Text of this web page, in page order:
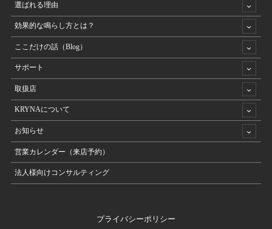
選ばれる理由
効果的な鳴らし方とは？
ここだけの話（Blog）
サポート
取扱店
KRYNAについて
お知らせ
営業カレンダー（来店予約）
法人様向けコンサルティング
プライバシーポリシー